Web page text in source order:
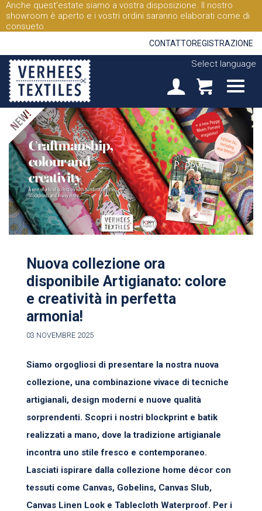
Anche quest'estate siamo a vostra disposizione. Il nostro
showroom è aperto e i vostri ordini saranno elaborati come di
consueto.
CONTATTOREGISTRAZIONE
Select language
Nuova collezione ora
disponibile Artigianato: colore
e creatività in perfetta
armonia!
03 NOVEMBRE 2025
Siamo orgogliosi di presentare la nostra nuova
collezione, una combinazione vivace di tecniche
artigianali, design moderni e nuove qualità
sorprendenti. Scopri i nostri blockprint e batik
realizzati a mano, dove la tradizione artigianale
incontra uno stile fresco e contemporaneo.
Lasciati ispirare dalla collezione home décor con
tessuti come Canvas, Gobelins, Canvas Slub,
Canvas Linen Look e Tablecloth Waterproof. Per i